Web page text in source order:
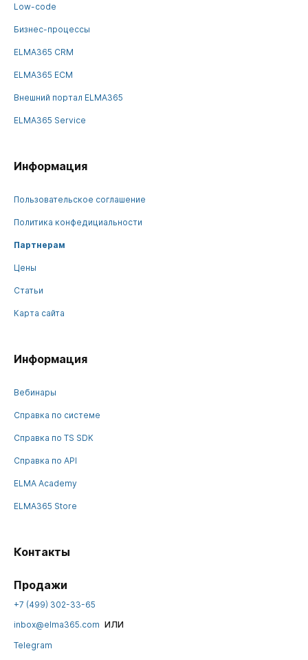
Low-code
Бизнес-процессы
ELMA365 CRM
ELMA365 ECM
Внешний портал ELMA365
ELMA365 Service
Информация
Пользовательское соглашение
Политика конфедициальности
Партнерам
Цены
Статьи
Карта сайта
Информация
Вебинары
Справка по системе
Справка по TS SDK
Справка по API
ELMA Academy
ELMA365 Store
Контакты
Продажи
+7 (499) 302-33-65
inbox@elma365.com или
Telegram